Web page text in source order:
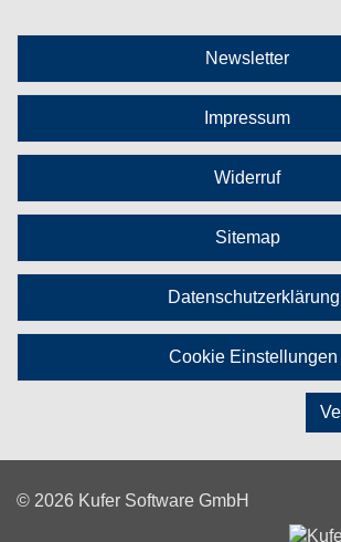
Newsletter
Impressum
Widerruf
Sitemap
Datenschutzerklärung
Cookie Einstellungen
© 2026 Kufer Software GmbH